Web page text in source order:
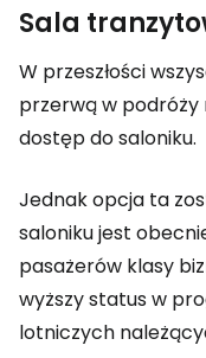
Sala
W przeszłości
przerwą w podróży
dostęp do saloniku.
Jednak opcja ta
saloniku jest
pasażerów klasy
wyższy status w
lotniczych